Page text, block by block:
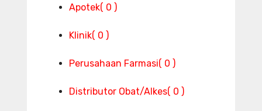
Apotek( 0 )
Klinik( 0 )
Perusahaan Farmasi( 0 )
Distributor Obat/Alkes( 0 )